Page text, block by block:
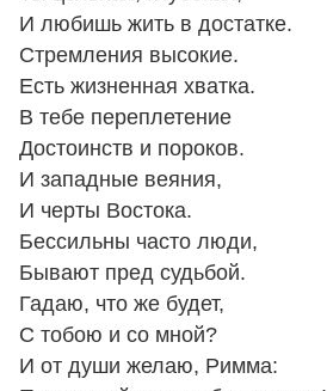
И любишь жить в достатке.
Стремления высокие.
Есть жизненная хватка.
В тебе переплетение
Достоинств и пороков.
И западные веяния,
И черты Востока.
Бессильны часто люди,
Бывают пред судьбой.
Гадаю, что же будет,
С тобою и со мной?
И от души желаю, Римма: